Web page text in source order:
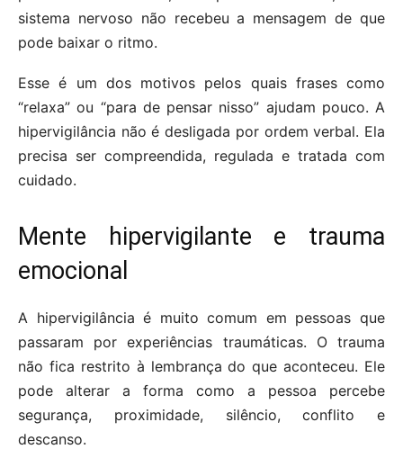
sistema nervoso não recebeu a mensagem de que
pode baixar o ritmo.
Esse é um dos motivos pelos quais frases como
“relaxa” ou “para de pensar nisso” ajudam pouco. A
hipervigilância não é desligada por ordem verbal. Ela
precisa ser compreendida, regulada e tratada com
cuidado.
Mente hipervigilante e trauma
emocional
A hipervigilância é muito comum em pessoas que
passaram por experiências traumáticas. O trauma
não fica restrito à lembrança do que aconteceu. Ele
pode alterar a forma como a pessoa percebe
segurança, proximidade, silêncio, conflito e
descanso.